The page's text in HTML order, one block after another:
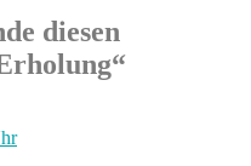
diesen